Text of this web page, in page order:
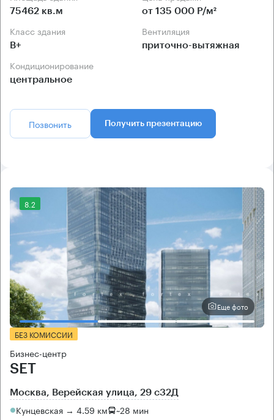
75462 кв.м от 135 000 Р/м²
Класс здания
B+
Вентиляция
приточно-вытяжная
Кондиционирование
центральное
Позвонить Получить презентацию
8.2
Еще фото
БЕЗ КОМИССИИ
Бизнес-центр
SET
Москва, Верейская улица, 29 с32Д
Кунцевская → 4.59 км ~28 мин